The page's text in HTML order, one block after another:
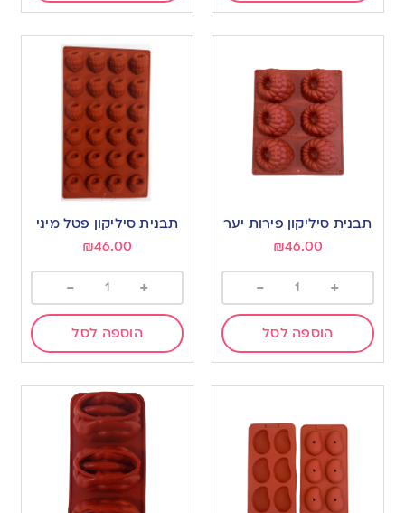
תבנית סיליקון פירות יער
₪46.00
+
-
הוספה לסל
תבנית סיליקון פטל מיני
₪46.00
+
-
הוספה לסל